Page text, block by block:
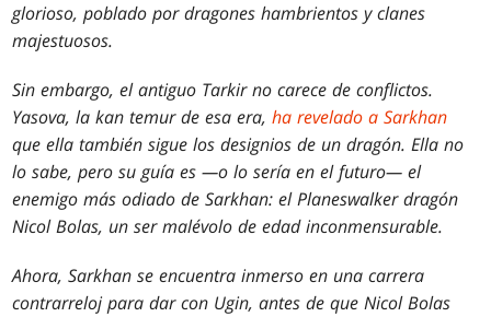
glorioso, poblado por dragones hambrientos y clanes
majestuosos.
Sin embargo, el antiguo Tarkir no carece de conflictos.
Yasova, la kan temur de esa era,ha revelado a Sarkhan
que ella también sigue los designios de un dragón. Ella no
lo sabe, pero su guía es —o lo sería en el futuro— el
enemigo más odiado de Sarkhan: el Planeswalker dragón
Nicol Bolas, un ser malévolo de edad inconmensurable.
Ahora, Sarkhan se encuentra inmerso en una carrera
contrarreloj para dar con Ugin, antes de que Nicol Bolas